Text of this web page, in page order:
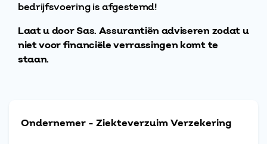
bedrijfsvoering is afgestemd!
Laat u door Sas. Assurantiën adviseren zodat u
niet voor financiële verrassingen komt te
staan.
Ondernemer - Ziekteverzuim Verzekering